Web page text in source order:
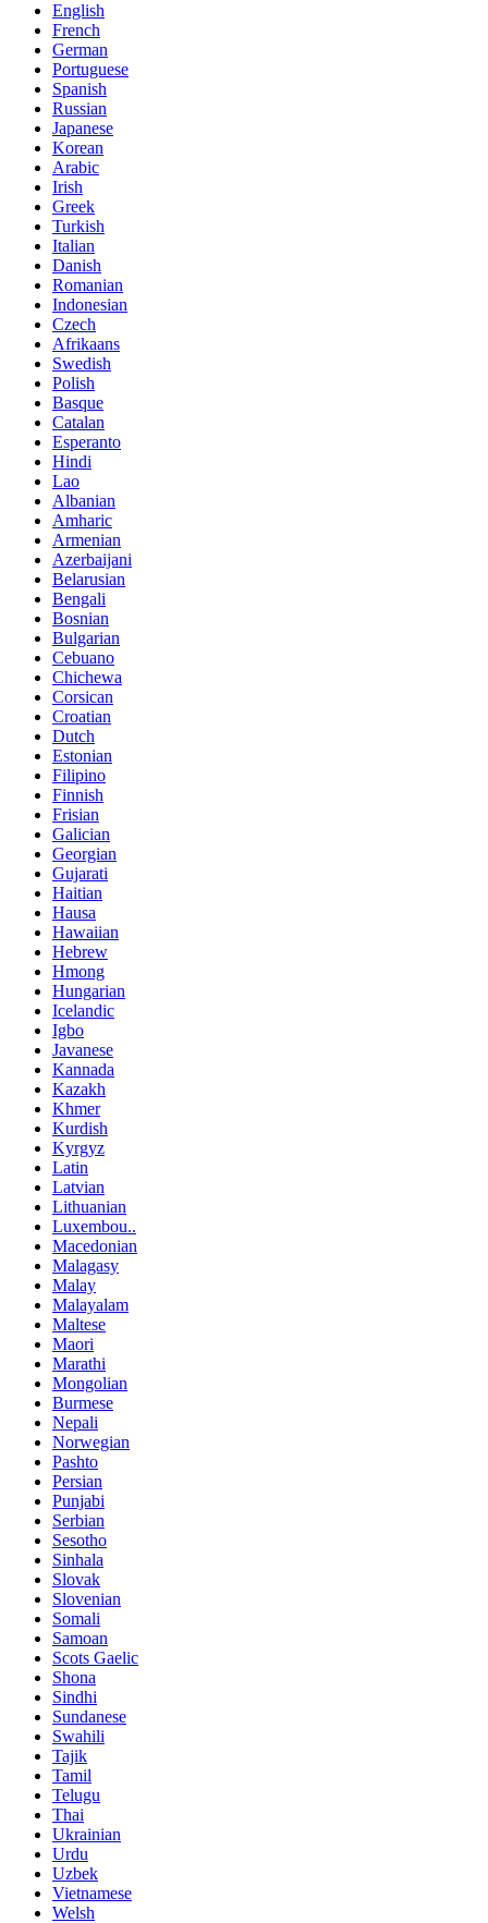
English
French
German
Portuguese
Spanish
Russian
Japanese
Korean
Arabic
Irish
Greek
Turkish
Italian
Danish
Romanian
Indonesian
Czech
Afrikaans
Swedish
Polish
Basque
Catalan
Esperanto
Hindi
Lao
Albanian
Amharic
Armenian
Azerbaijani
Belarusian
Bengali
Bosnian
Bulgarian
Cebuano
Chichewa
Corsican
Croatian
Dutch
Estonian
Filipino
Finnish
Frisian
Galician
Georgian
Gujarati
Haitian
Hausa
Hawaiian
Hebrew
Hmong
Hungarian
Icelandic
Igbo
Javanese
Kannada
Kazakh
Khmer
Kurdish
Kyrgyz
Latin
Latvian
Lithuanian
Luxembou..
Macedonian
Malagasy
Malay
Malayalam
Maltese
Maori
Marathi
Mongolian
Burmese
Nepali
Norwegian
Pashto
Persian
Punjabi
Serbian
Sesotho
Sinhala
Slovak
Slovenian
Somali
Samoan
Scots Gaelic
Shona
Sindhi
Sundanese
Swahili
Tajik
Tamil
Telugu
Thai
Ukrainian
Urdu
Uzbek
Vietnamese
Welsh